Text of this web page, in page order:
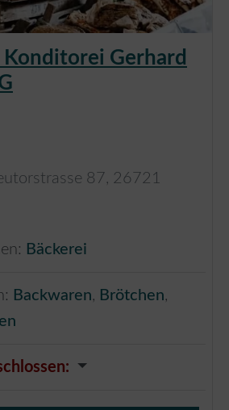
Konditorei Gerhard
87 , 26721
Bäckerei
Backwaren, Brötchen,
: